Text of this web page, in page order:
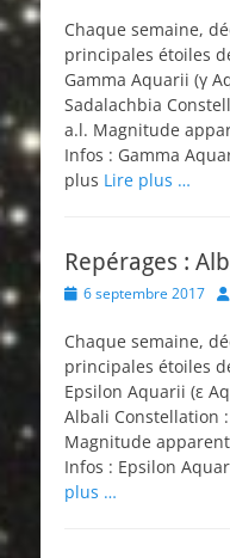
Chaque semaine,
principales étoiles
Gamma Aquarii (γ
Sadalachbia
a.l. Magnitude
Infos : Gamma
plus Lire plus …
Repérages :
Posted
6 septembre 2017
Chaque semaine,
principales étoiles
Epsilon Aquarii (ε
Albali Constellation
Magnitude
Infos : Epsilon
plus …